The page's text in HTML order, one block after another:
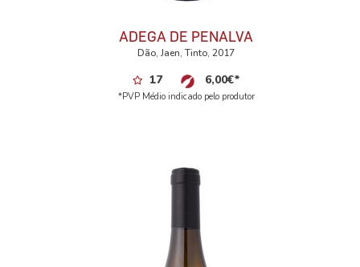
ADEGA DE PENALVA
Dão, Jaen, Tinto, 2017
17 6,00€*
*PVP Médio indicado pelo produtor